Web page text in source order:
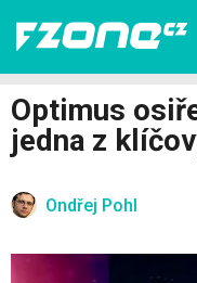
VIDEA
KATEGORIE
CHYTRÁ MĚSTA
ŽIVOT
FINTECH
Facebook
Twitter
Optimus
jedna z
Ondřej Pohl